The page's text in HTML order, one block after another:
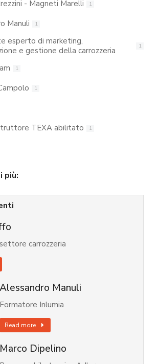
- Magneti Marelli 1
Manuli 1
esperto di marketing,
e gestione della carrozzeria
1
1
1
TEXA abilitato 1
più:
carrozzeria
Alessandro Manuli
Formatore Inlumia
Read more
Marco Dipelino